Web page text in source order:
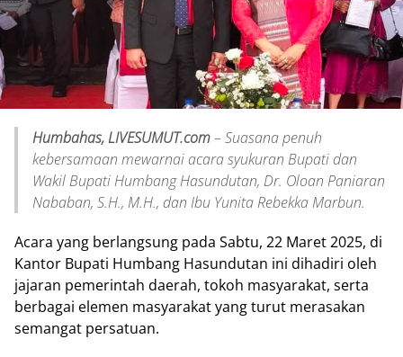
Humbahas, LIVESUMUT.com– Suasana penuh
kebersamaan mewarnai acara syukuran Bupati dan
Wakil Bupati Humbang Hasundutan, Dr. Oloan Paniaran
Nababan, S.H., M.H., dan Ibu Yunita Rebekka Marbun.
Acara yang berlangsung pada Sabtu, 22 Maret 2025, di
Kantor Bupati Humbang Hasundutan ini dihadiri oleh
jajaran pemerintah daerah, tokoh masyarakat, serta
berbagai elemen masyarakat yang turut merasakan
semangat persatuan.